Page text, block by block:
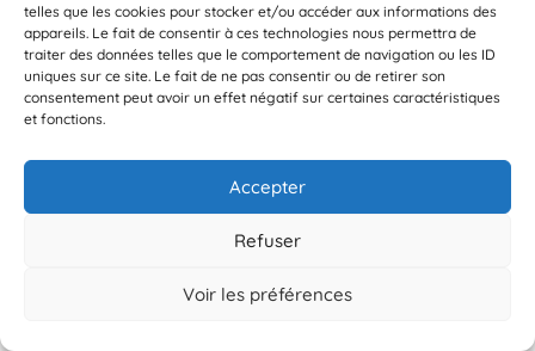
telles que les cookies pour stocker et/ou accéder aux informations des
appareils. Le fait de consentir à ces technologies nous permettra de
traiter des données telles que le comportement de navigation ou les ID
uniques sur ce site. Le fait de ne pas consentir ou de retirer son
consentement peut avoir un effet négatif sur certaines caractéristiques
et fonctions.
Accepter
Refuser
Voir les préférences
programmes
pédagogiques. Certains
parviennent même à
business pérennes
grâce à cet écosystème
complet. Notons enfin
que les tarifs varient
CRÉEZ UNE COMMUNAUTÉ AVEC SKOOL ➜